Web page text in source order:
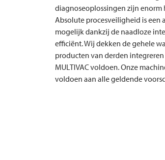
diagnoseoplossingen zijn
Absolute procesveiligheid is een
mogelijk dankzij de naadloze
efficiënt. Wij dekken de gehele
producten van derden
MULTIVACvoldoen. Onze
voldoen aan alle geldende